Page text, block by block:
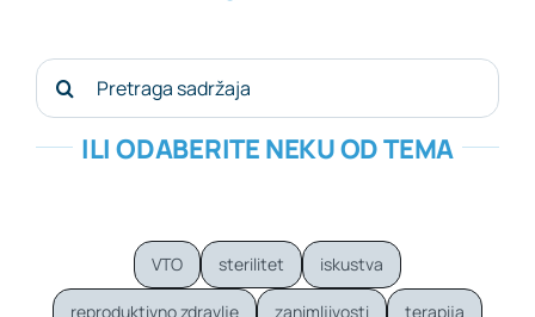
Search
for:
ILI ODABERITE NEKU OD TEMA
VTO sterilitet iskustva
reproduktivno zdravlje zanimljivosti terapija